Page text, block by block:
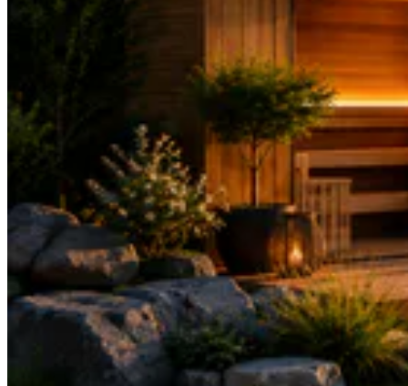
Suchen nach:
Warenkorb / 0,00 €
Es befinden sich keine Produkte im Warenkorb.
Suchen nach:
Warenkorb